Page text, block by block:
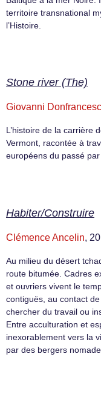
territoire transnational
l’Histoire.
Stone river (The)
Giovanni
L’histoire de la carrière
Vermont, racontée à
européens du passé par
Habiter/Construire
Clémence Ancelin,
Au milieu du désert
route bitumée. Cadres
et ouvriers vivent le
contiguës, au contact
chercher du travail ou
Entre acculturation et
inexorablement vers la
par des bergers